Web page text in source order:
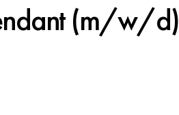
(m/w/d)